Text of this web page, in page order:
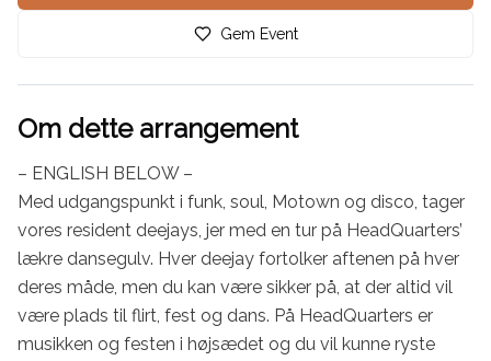
Gem Event
Om dette arrangement
– ENGLISH BELOW –
Med udgangspunkt i funk, soul, Motown og disco, tager
vores resident deejays, jer med en tur på HeadQuarters’
lækre dansegulv. Hver deejay fortolker aftenen på hver
deres måde, men du kan være sikker på, at der altid vil
være plads til flirt, fest og dans. På HeadQuarters er
musikken og festen i højsædet og du vil kunne ryste